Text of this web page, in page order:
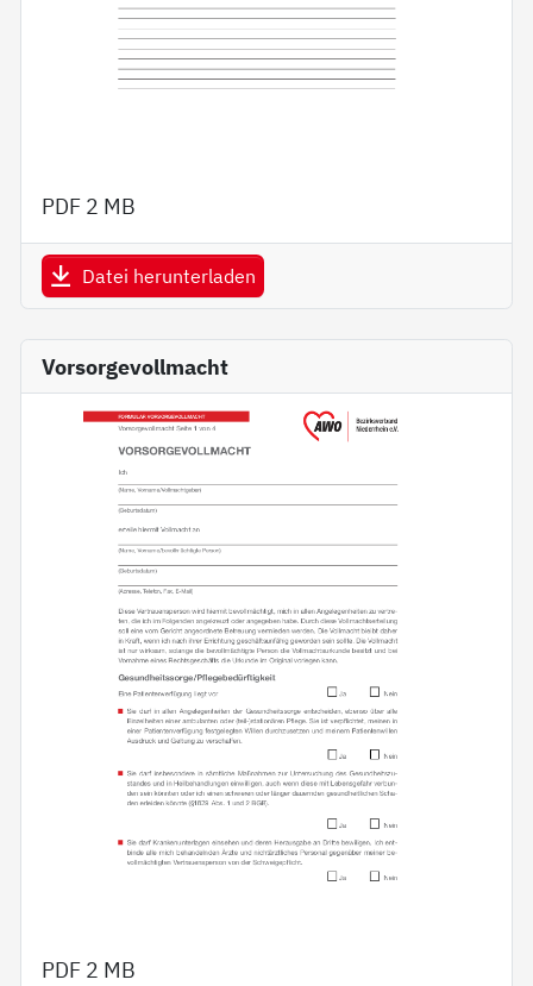
PDF 2 MB
Datei herunterladen
Vorsorgevollmacht
PDF 2 MB